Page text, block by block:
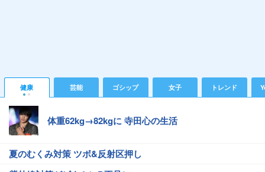
健康 芸能 ゴシップ 女子 トレンド
体重62kg→82kgに 寺田心の生活
夏のむくみ対策 ツボ&反射区押し